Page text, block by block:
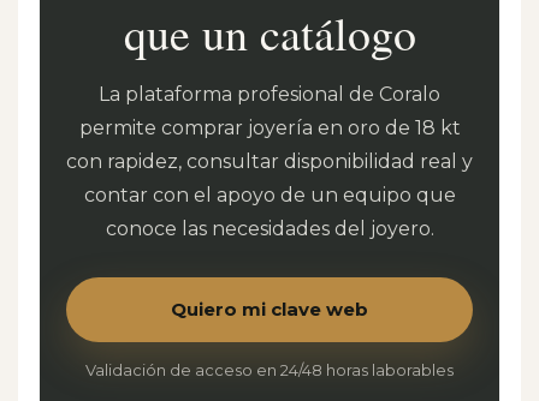
que un catálogo
La plataforma profesional de Coralo
permite comprar joyería en oro de 18 kt
con rapidez, consultar disponibilidad real y
contar con el apoyo de un equipo que
conoce las necesidades del joyero.
Quiero mi clave web
Validación de acceso en 24/48 horas laborables